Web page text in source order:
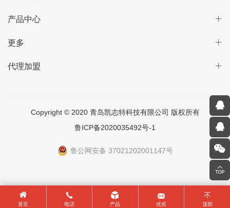
产品中心
更多
代理加盟
Copyright © 2020 青岛凯志特科技有限公司 版权所有
鲁ICP备2020035492号-1
鲁公网安备 37021202001147号
首页 电话 产品 优劣 顶部